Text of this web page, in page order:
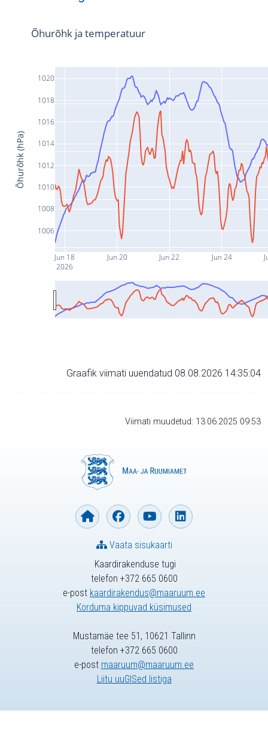
Jun 18
2026
Jun 20 Jun 22 Jun 24
1006
1008
1010
1012
1014
1016
1018
1020
Õhurõhk ja temperatuur
Õhurõhk (hPa)
Graafik viimati uuendatud 08.08.2026 14:35:04
Viimati muudetud: 13.06.2025 09:53
Kaardirakenduse tugi
telefon +372 665 0600
e-post kaardirakendus@maaruum.ee
Korduma kippuvad küsimused
Vaata sisukaarti
Mustamäe tee 51, 10621 Tallinn
telefon +372 665 0600
e-post maaruum@maaruum.ee
Liitu uuGISed listiga